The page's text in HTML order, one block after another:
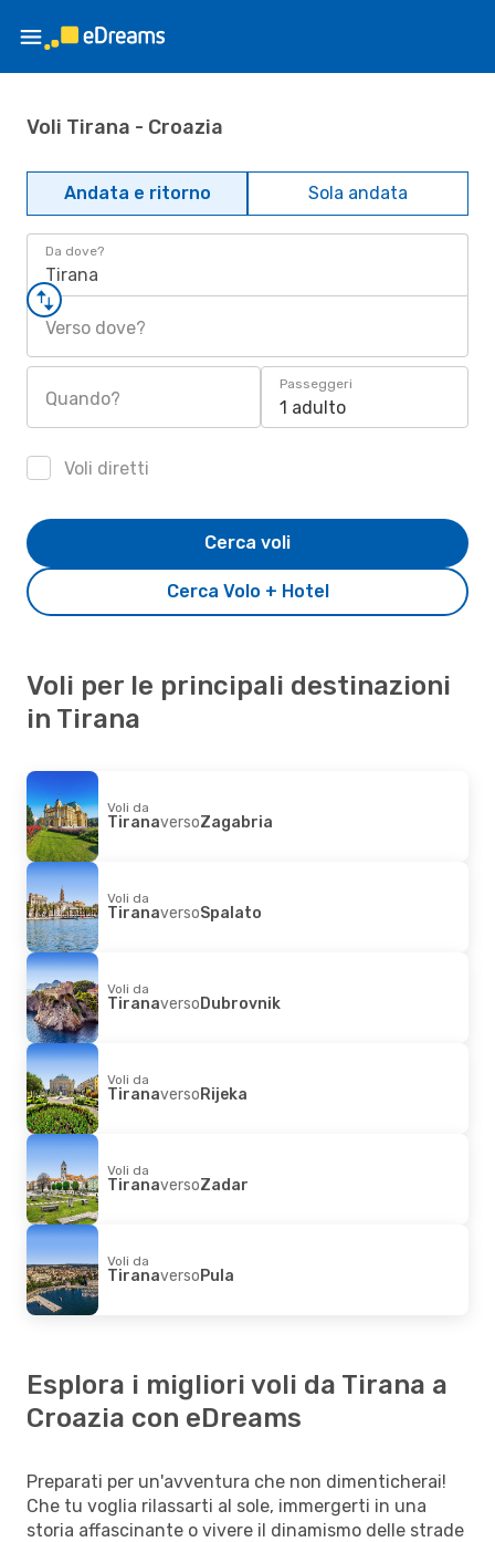
Voli Tirana - Croazia
Andata e ritorno Sola andata
Da dove?
Tirana
Verso dove?
Quando?
Passeggeri
1 adulto
Voli diretti
Cerca Volo + Hotel
Cerca voli
Voli per le principali destinazioni
in Tirana
Voli da
TiranaversoZagabria
Voli da
TiranaversoSpalato
Voli da
TiranaversoDubrovnik
Voli da
TiranaversoRijeka
Voli da
TiranaversoZadar
Voli da
TiranaversoPula
Esplora i migliori voli da Tirana a
Croazia con eDreams
Preparati per un'avventura che non dimenticherai!
Che tu voglia rilassarti al sole, immergerti in una
storia affascinante o vivere il dinamismo delle strade